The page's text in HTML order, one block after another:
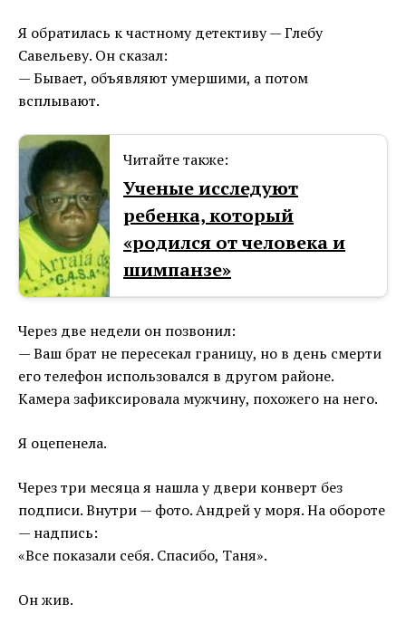
Я обратилась к частному детективу — Глебу
Савельеву. Он сказал:
— Бывает, объявляют умершими, а потом
всплывают.
Читайте также:
Ученые исследуют
ребенка, который
«родился от человека и
шимпанзе»
Через две недели он позвонил:
— Ваш брат не пересекал границу, но в день смерти
его телефон использовался в другом районе.
Камера зафиксировала мужчину, похожего на него.
Я оцепенела.
Через три месяца я нашла у двери конверт без
подписи. Внутри — фото. Андрей у моря. На обороте
— надпись:
«Все показали себя. Спасибо, Таня».
Он жив.